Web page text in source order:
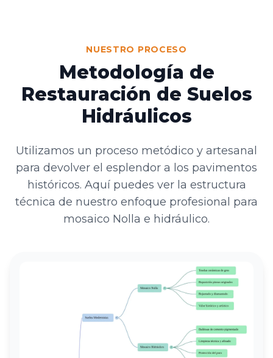
NUESTRO PROCESO
Metodología de
Restauración de Suelos
Hidráulicos
Utilizamos un proceso metódico y artesanal
para devolver el esplendor a los pavimentos
históricos. Aquí puedes ver la estructura
técnica de nuestro enfoque profesional para
mosaico Nolla e hidráulico.